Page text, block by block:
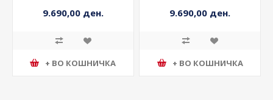
9.690,00 ден.
+ ВО КОШНИЧКА
9.690,00 ден.
+ ВО КОШНИЧКА